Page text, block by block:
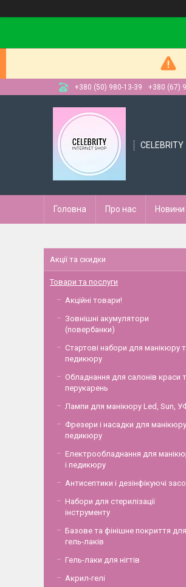
+380 (50) 980-13-39 +380 (67)
CELEBRITY
Головна Про нас Новини
Акції та скидки
Товари та послуги
Акційні товари!
Зовнішні акумулятори
(повербанки)
Стартові набори для манікюру
педикюру
Обладнання для салонів краси
перукарень
Лампи для манікюру Led, Sun,
Фрезери і насадки для манікюру
педикюру
Електрообладнання для
і педикюру
Антисептики і дезінфікуючі
Набори для стерилізації
інструменту
Базове та фінішне покриття для
гель-лаків
Гель-лаки для нігтів
Акрил-гелі